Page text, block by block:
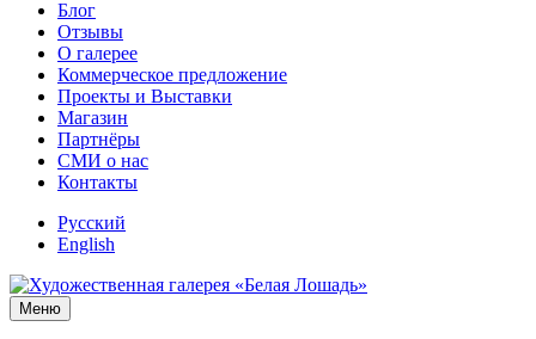
Блог
Отзывы
О галерее
Коммерческое предложение
Проекты и Выставки
Магазин
Партнёры
СМИ о нас
Контакты
Русский
English
Меню